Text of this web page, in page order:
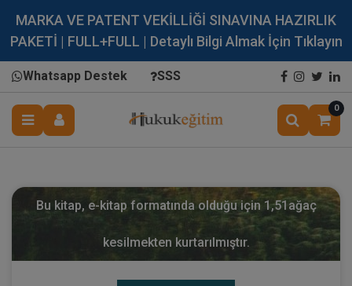
MARKA VE PATENT VEKİLLİĞİ SINAVINA HAZIRLIK
PAKETİ | FULL+FULL | Detaylı Bilgi Almak İçin Tıklayın
Whatsapp Destek SSS
0
Bu kitap, e-kitap formatında olduğu için 1,51 ağaç
kesilmekten kurtarılmıştır.